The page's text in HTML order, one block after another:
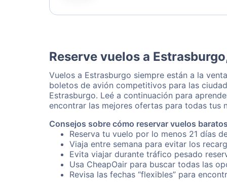
Reserve vuelos a
Vuelos a Estrasburgo siempre están a la
boletos de avión competitivos para las
Estrasburgo. Leé a continuación para
encontrar las mejores ofertas para todas tus
Consejos sobre cómo reservar vuelos
Reserva tu vuelo por lo menos 21 días
Viaja entre semana para evitar los
Evita viajar durante tráfico pesado
Usa CheapOair para buscar todas las
Revisa las fechas “flexibles” para